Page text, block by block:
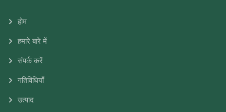
होम
हमारे बारे में
संपर्क करें
गतिविधियाँ
उत्पाद